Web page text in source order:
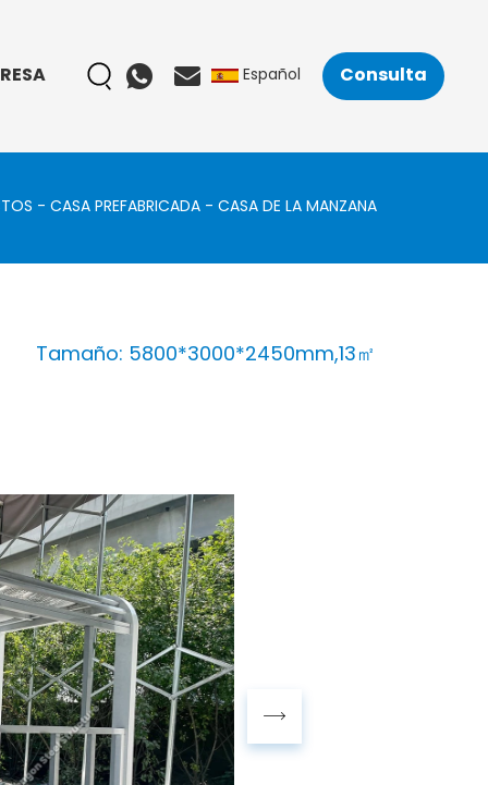
Español Consulta
CASA PREFABRICADA CASA DE LA MANZANA
Tamaño: 5800*3000*2450mm,13㎡